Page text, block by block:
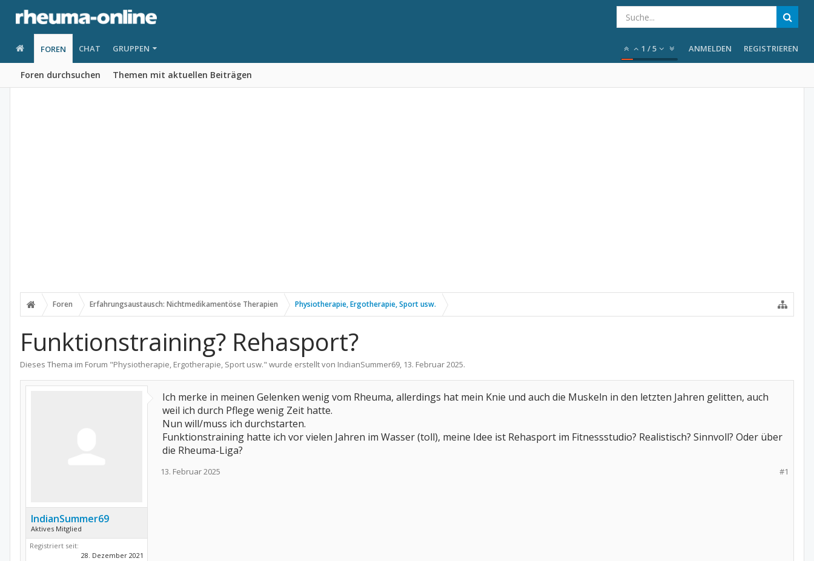
FOREN
Foren durchsuchen Themen mit aktuellen Beiträgen
CHAT GRUPPEN 1 /5 ANMELDEN REGISTRIEREN
Foren Erfahrungsaustausch: Nichtmedikamentöse Therapien Physiotherapie, Ergotherapie, Sport usw.
Funktionstraining? Rehasport?
Dieses Thema im Forum "Physiotherapie, Ergotherapie, Sport usw." wurde erstellt von IndianSummer69, 13. Februar 2025.
IndianSummer69
Aktives Mitglied
Registriert seit:
28. Dezember 2021
Ich merke in meinen Gelenken wenig vom Rheuma, allerdings hat mein Knie und auch die Muskeln in den letzten Jahren gelitten, auch
weil ich durch Pflege wenig Zeit hatte.
Nun will/muss ich durchstarten.
Funktionstraining hatte ich vor vielen Jahren im Wasser (toll), meine Idee ist Rehasport im Fitnessstudio? Realistisch? Sinnvoll? Oder über
die Rheuma-Liga?
#1
13. Februar 2025